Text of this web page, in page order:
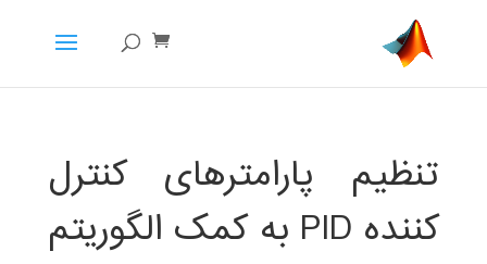
تنظیم پارامترهای کنترل
کننده PID به کمک الگوریتم